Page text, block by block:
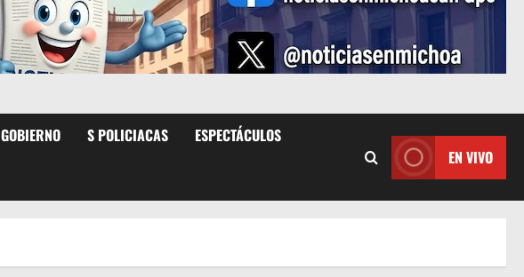
GOBIERNO S POLICIACAS ESPECTÁCULOS
EN VIVO